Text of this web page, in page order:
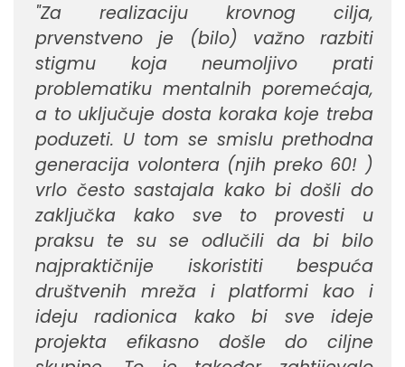
"Za realizaciju krovnog cilja,
prvenstveno je (bilo) važno razbiti
stigmu koja neumoljivo prati
problematiku mentalnih poremećaja,
a to uključuje dosta koraka koje treba
poduzeti. U tom se smislu prethodna
generacija volontera (njih preko 60! )
vrlo često sastajala kako bi došli do
zaključka kako sve to provesti u
praksu te su se odlučili da bi bilo
najpraktičnije iskoristiti bespuća
društvenih mreža i platformi kao i
ideju radionica kako bi sve ideje
projekta efikasno došle do ciljne